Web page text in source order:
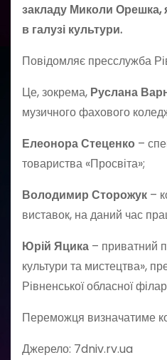
закладу Миколи Орешка,
в галузі культури.
Повідомляє пресслужба
Це, зокрема, Руслана
музичного фахового
Елеонора Стеценко –
товариства «Просвіта»;
Володимир Сторожук –
виставок, на даний час
Юрій Яцика – приватний
культури та мистецтва»,
Рівненської обласної
Переможця визначатиме
Джерело: 7dniv.rv.ua